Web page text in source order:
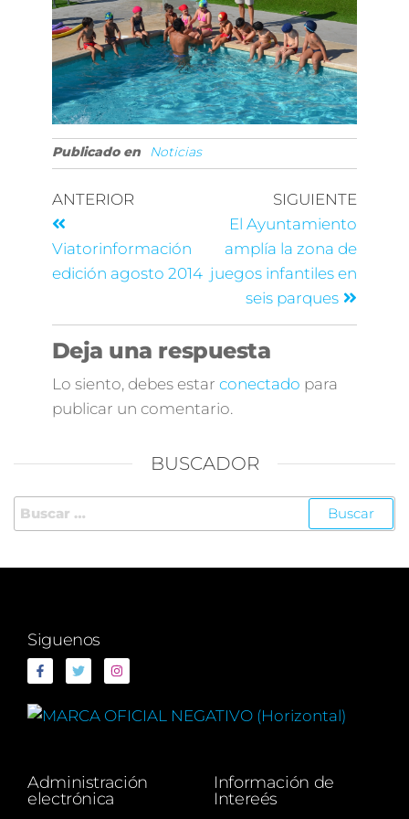
Publicado en Noticias
ANTERIOR
Viatorinformación
edición agosto 2014
SIGUIENTE
El Ayuntamiento
amplía la zona de
juegos infantiles en
seis parques
Deja una respuesta
Lo siento, debes estar conectado para
publicar un comentario.
BUSCADOR
Siguenos
Administración
electrónica
Información de
Intereés